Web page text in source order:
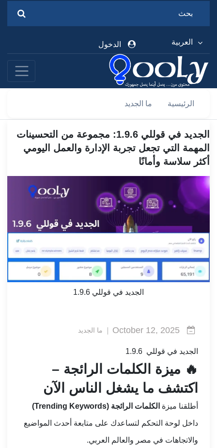
العربية الدخول
الرئيسية ما الجديد
الجديد في قوللي 1.9.6: مجموعة من التحسينات
المهمة التي تجعل تجربة الإدارة والعمل اليومي
أكثر سلاسة وأمانًا
الجديد في قوللي 1.9.6
October 12, 2025 ما الجديد
الجديد في قوللي 1.9.6
🔥 ميزة الكلمات الرائجة –
اكتشف ما يشغل الناس الآن
أطلقنا ميزة الكلمات الرائجة (Trending Keywords)
داخل لوحة التحكم لتساعدك على متابعة أحدث المواضيع
والاتجاهات في مصر والعالم العربي.